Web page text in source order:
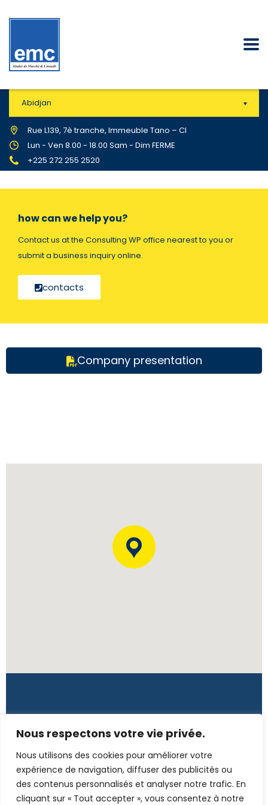
Nous respectons votre vie privée.
Nous utilisons des cookies pour améliorer votre
expérience de navigation, diffuser des publicités ou
des contenus personnalisés et analyser notre trafic. En
cliquant sur « Tout accepter », vous consentez à notre
Abidjan
Rue L139, 7è tranche, Immeuble Tano – CI
Lun - Ven 8.00 - 18.00 Sam - Dim FERME
+225 272 255 2520
how can we help you?
Contact us at the Consulting WP office nearest to you or
submit a business inquiry online.
contacts
Company presentation
(+225) 272 255 2520 / 078 723 1187
secretariat@emc-conseil.com